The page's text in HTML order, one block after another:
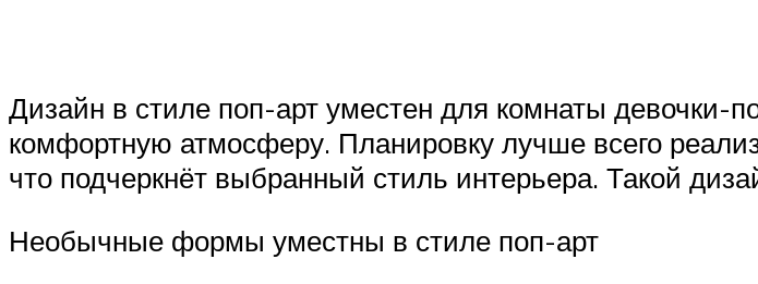
Дизайн в стиле поп-арт уместен для комнаты девочки-
комфортную атмосферу. Планировку лучше всего
что подчеркнёт выбранный стиль интерьера. Такой
Необычные формы уместны в стиле поп-арт